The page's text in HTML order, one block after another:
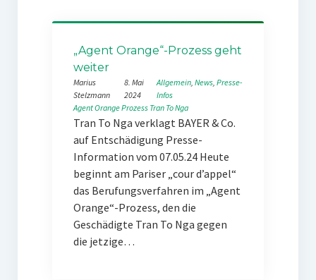
„Agent Orange“-Prozess geht
weiter
Marius
Stelzmann
8. Mai
2024
Allgemein, News, Presse-
Infos
Agent OrangeProzess Tran To Nga
Tran To Nga verklagt BAYER & Co.
auf Entschädigung Presse-
Information vom 07.05.24 Heute
beginnt am Pariser „cour d’appel“
das Berufungsverfahren im „Agent
Orange“-Prozess, den die
Geschädigte Tran To Nga gegen
die jetzige…